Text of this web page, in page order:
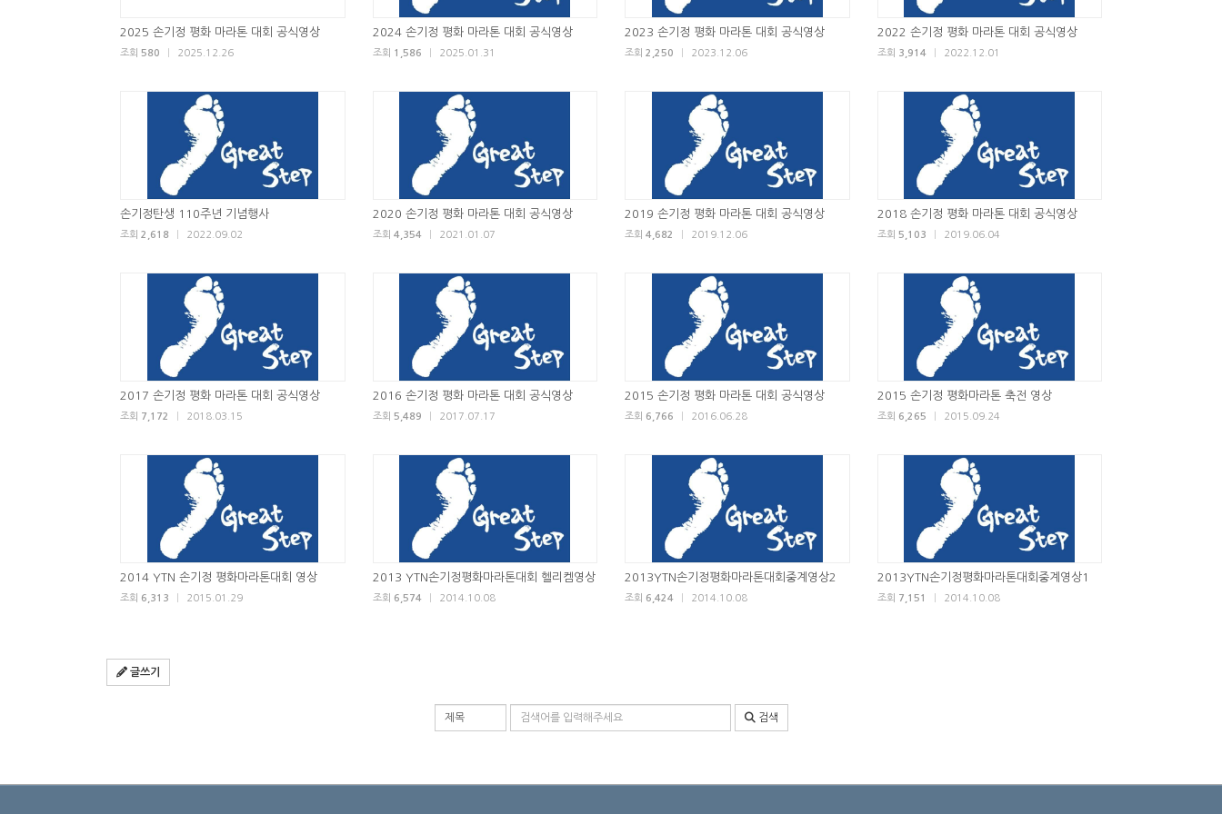
2025 손기정 평화 마라톤 대회 공식영상
조회 580 2025.12.26
2024 손기정 평화 마라톤 대회 공식영상
조회 1,586 2025.01.31
2023 손기정 평화 마라톤 대회 공식영상
조회 2,250 2023.12.06
2022 손기정 평화 마라톤 대회 공식영상
조회 3,914 2022.12.01
손기정탄생 110주년 기념행사
조회 2,618 2022.09.02
2020 손기정 평화 마라톤 대회 공식영상
조회 4,354 2021.01.07
2019 손기정 평화 마라톤 대회 공식영상
조회 4,682 2019.12.06
2018 손기정 평화 마라톤 대회 공식영상
조회 5,103 2019.06.04
2017 손기정 평화 마라톤 대회 공식영상
조회 7,172 2018.03.15
2016 손기정 평화 마라톤 대회 공식영상
조회 5,489 2017.07.17
2015 손기정 평화 마라톤 대회 공식영상
조회 6,766 2016.06.28
2015 손기정 평화마라톤 축전 영상
조회 6,265 2015.09.24
2014 YTN 손기정 평화마라톤대회 영상
조회 6,313 2015.01.29
2013 YTN손기정평화마라톤대회 헬리켐영상
조회 6,574 2014.10.08
2013YTN손기정평화마라톤대회중계영상2
조회 6,424 2014.10.08
2013YTN손기정평화마라톤대회중계영상1
조회 7,151 2014.10.08
글쓰기
검색 조건 검색어 입력
검색